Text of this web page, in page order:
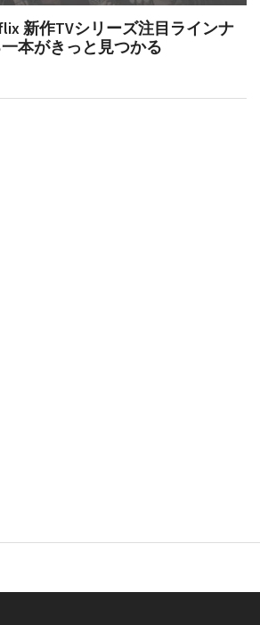
新作TVシリーズ注目ラインナ
本がきっと見つかる